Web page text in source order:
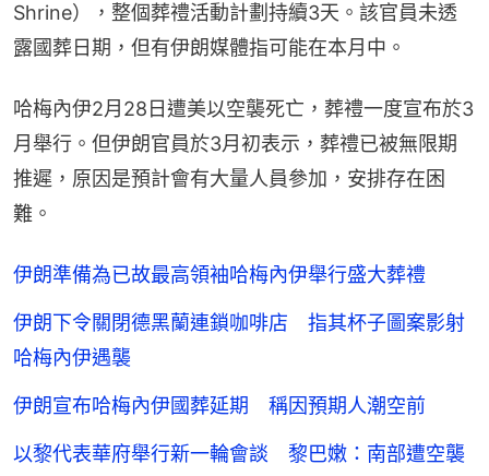
Shrine），整個葬禮活動計劃持續3天。該官員未透
露國葬日期，但有伊朗媒體指可能在本月中。
哈梅內伊2月28日遭美以空襲死亡，葬禮一度宣布於3
月舉行。但伊朗官員於3月初表示，葬禮已被無限期
推遲，原因是預計會有大量人員參加，安排存在困
難。
伊朗準備為已故最高領袖哈梅內伊舉行盛大葬禮
伊朗下令關閉德黑蘭連鎖咖啡店 指其杯子圖案影射
哈梅內伊遇襲
伊朗宣布哈梅內伊國葬延期 稱因預期人潮空前
以黎代表華府舉行新一輪會談 黎巴嫩：南部遭空襲